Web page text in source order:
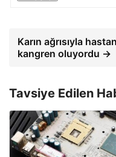
Karın ağrısıyla
kangren oluyordu →
Tavsiye Edilen